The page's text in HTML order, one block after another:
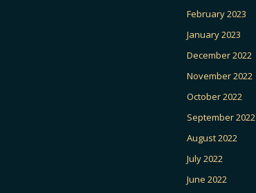
February 2023
January 2023
December 2022
November 2022
October 2022
September 2022
August 2022
July 2022
June 2022